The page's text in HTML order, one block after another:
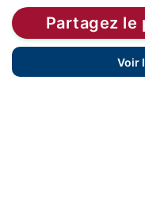
Partagez le
Voir